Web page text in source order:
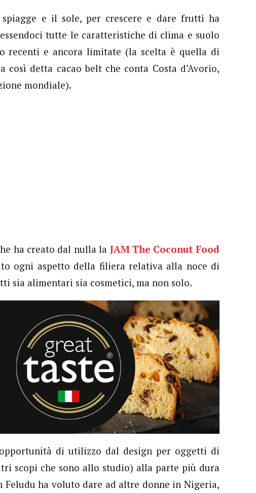
e il sole, per crescere e dare frutti ha
tutte le caratteristiche di clima e suolo
recenti e ancora limitate (la scelta è quella di
detta cacao belt che conta Costa d’Avorio,
mondiale).
ha creato dal nulla la JAM The Coconut Food
ogni aspetto della filiera relativa alla noce di
sia alimentari sia cosmetici, ma non solo.
di utilizzo dal design per oggetti di
scopi che sono allo studio) alla parte più dura
Feludu ha voluto dare ad altre donne in Nigeria,